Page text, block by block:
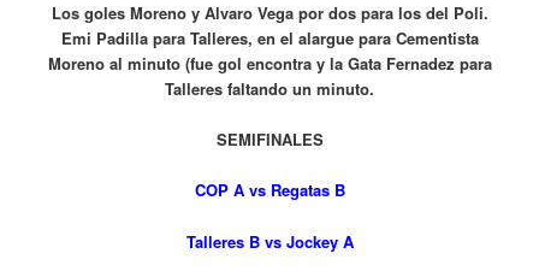
Los goles Moreno y Alvaro Vega por dos para los del Poli.
Emi Padilla para Talleres, en el alargue para Cementista
Moreno al minuto (fue gol encontra y la Gata Fernadez para
Talleres faltando un minuto.
SEMIFINALES
COP A vs Regatas B
Talleres B vs Jockey A